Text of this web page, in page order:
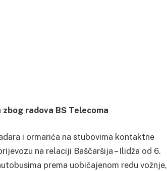
radova BS Telecoma
i ormarića na stubovima kontaktne
na relaciji Baščaršija – Ilidža od 6.
prema uobičajenom redu vožnje,